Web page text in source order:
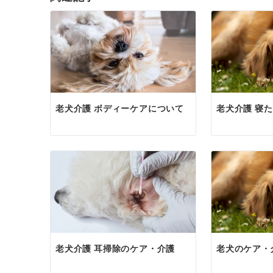
老犬介護 ボディーケアについて 老犬介護 寝
老犬介護 耳掃除のケア・介護 老犬のケア